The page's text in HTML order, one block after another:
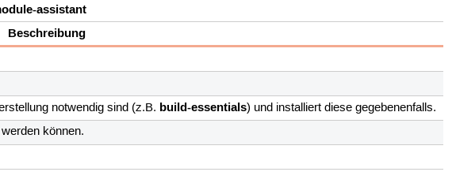
assistant
Beschreibung
notwendig sind (z.B. build-essentials) und installiert diese gegebenenfalls.
können.